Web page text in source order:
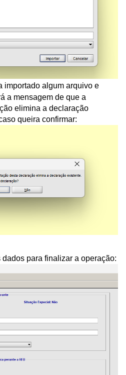
importado algum arquivo e
a mensagem de que a
elimina a declaração
queira confirmar:
para finalizar a operação: